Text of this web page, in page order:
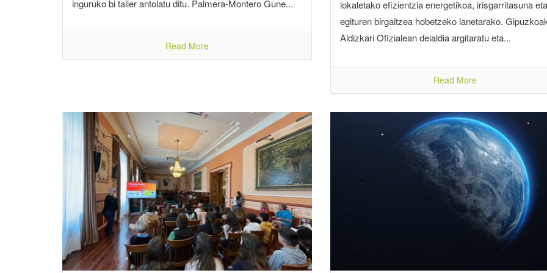
inguruko bi tailer antolatu ditu. Palmera-Montero Gune...
Read More
lokaletako efizientzia energetikoa, irisgarritasuna eta
egituren birgaitzea hobetzeko lanetarako.
Aldizkari Ofizialean deialdia argitaratu eta...
Read More